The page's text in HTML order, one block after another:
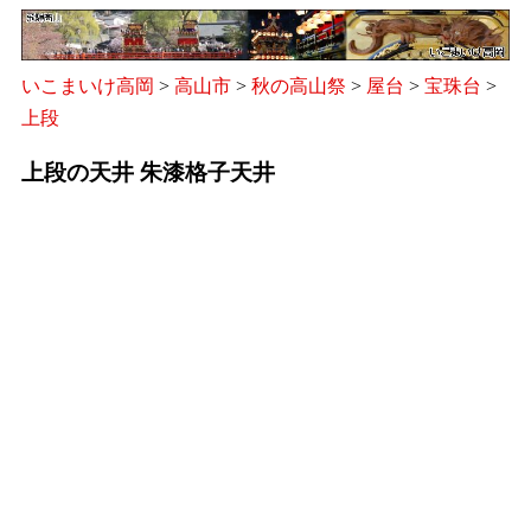
いこまいけ高岡 > 高山市 > 秋の高山祭 > 屋台 > 宝珠台 >
上段
上段の天井 朱漆格子天井